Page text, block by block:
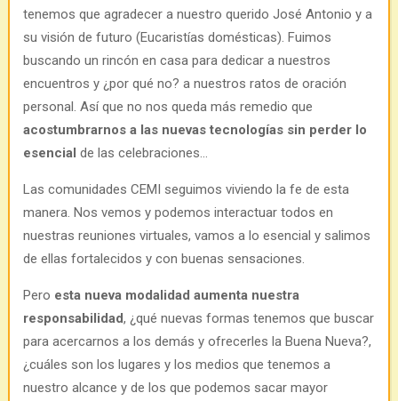
tenemos que agradecer a nuestro querido José Antonio y a
su visión de futuro (Eucaristías domésticas). Fuimos
buscando un rincón en casa para dedicar a nuestros
encuentros y ¿por qué no? a nuestros ratos de oración
personal. Así que no nos queda más remedio que
acostumbrarnos a las nuevas tecnologías sin perder lo
esencial de las celebraciones…
Las comunidades CEMI seguimos viviendo la fe de esta
manera. Nos vemos y podemos interactuar todos en
nuestras reuniones virtuales, vamos a lo esencial y salimos
de ellas fortalecidos y con buenas sensaciones.
Pero esta nueva modalidad aumenta nuestra
responsabilidad, ¿qué nuevas formas tenemos que buscar
para acercarnos a los demás y ofrecerles la Buena Nueva?,
¿cuáles son los lugares y los medios que tenemos a
nuestro alcance y de los que podemos sacar mayor